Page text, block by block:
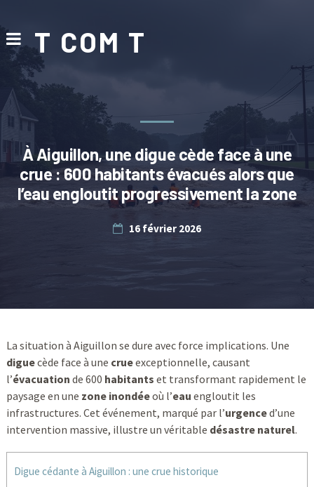
T COM T
À Aiguillon, une digue cède face à une
crue : 600 habitants évacués alors que
l’eau engloutit progressivement la zone
16 février 2026
La situation à Aiguillon se dure avec force implications. Une
diguecède face à une crueexceptionnelle, causant
l’évacuation de 600 habitants et transformant rapidement le
paysage en une zone inondéeoù l’eau engloutit les
infrastructures. Cet événement, marqué par l’urgenced’une
intervention massive, illustre un véritable désastre naturel.
Digue cédante à Aiguillon : une crue historique